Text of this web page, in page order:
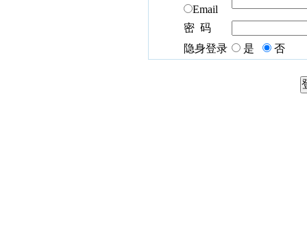
Email
密 码
隐身登录
是 否